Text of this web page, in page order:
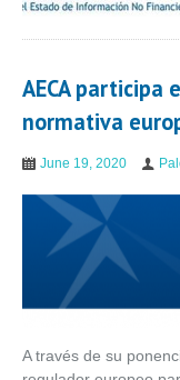
AECA participa
normativa
June 19, 2020
A través de su